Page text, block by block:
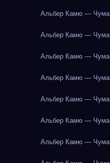
Альбер Камю — Чума
Альбер Камю — Чума
Альбер Камю — Чума
Альбер Камю — Чума
Альбер Камю — Чума
Альбер Камю — Чума
Альбер Камю — Чума